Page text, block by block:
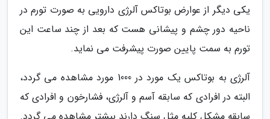
یکى دیگر از عوارض بوتاکس آلرژى دارویى به صورت تورم در
ناحیه دور چشم و پیشانى هست که بعد از چند ساعت این
تورم به سمت پایین صورت پیشرفت می نماید.
آلرژى به بوتاکس یک مورد در 1000 مورد مشاهده می گردد،
البته در افرادى که سابقه آسم و آلرژى، فشارخون و افرادى که